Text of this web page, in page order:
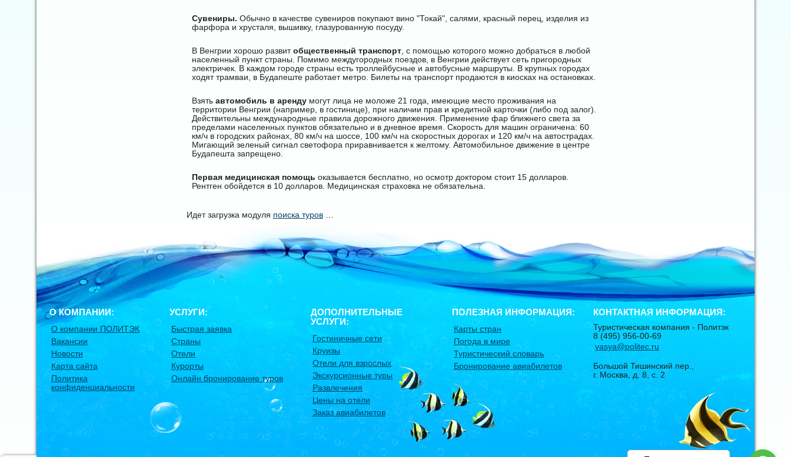
Сувениры. Обычно в качестве сувениров покупают вино "Токай", салями, красный перец, изделия из
фарфора и хрусталя, вышивку, глазурованную посуду.
В Венгрии хорошо развитобщественный транспорт , с помощью которого можно добраться в любой
населенный пункт страны. Помимо междугородных поездов, в Венгрии действует сеть пригородных
электричек. В каждом городе страны есть троллейбусные и автобусные маршруты. В крупных городах
ходят трамваи, в Будапеште работает метро. Билеты на транспорт продаются в киосках на остановках.
Взять автомобиль в аренду могут лица не моложе 21 года, имеющие место проживания на
территории Венгрии (например, в гостинице), при наличии прав и кредитной карточки (либо под залог).
Действительны международные правила дорожного движения. Применение фар ближнего света за
пределами населенных пунктов обязательно и в дневное время. Скорость для машин ограничена: 60
км/ч в городских районах, 80 км/ч на шоссе, 100 км/ч на скоростных дорогах и 120 км/ч на автострадах.
Мигающий зеленый сигнал светофора приравнивается к желтому. Автомобильное движение в центре
Будапешта запрещено.
Первая медицинская помощь оказывается бесплатно, но осмотр доктором стоит 15 долларов.
Рентген обойдется в 10 долларов. Медицинская страховка не обязательна.
Идет загрузка модуля поиска туров
О КОМПАНИИ:
О компании ПОЛИТЭК
Вакансии
Новости
Карта сайта
Политика
конфиденциальности
УСЛУГИ:
Быстрая заявка
Страны
Отели
Курорты
Онлайн бронирование туров
ДОПОЛНИТЕЛЬНЫЕ
УСЛУГИ:
Гостиничные сети
Круизы
Отели для взрослых
Экскурсионные туры
Развлечения
Цены на отели
Заказ авиабилетов
ПОЛЕЗНАЯ ИНФОРМАЦИЯ:
Карты стран
Погода в мире
Туристический словарь
Бронирование авиабилетов
КОНТАКТНАЯ ИНФОРМАЦИЯ:
Туристическая компания - Политэк
8 (495) 956-00-69
vasya@politec.ru
Большой Тишинский пер.,
г. Москва
д. 8, с. 2